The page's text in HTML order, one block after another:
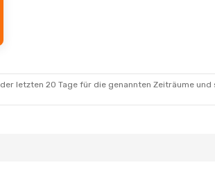
letzten 20 Tage für die genannten Zeiträume